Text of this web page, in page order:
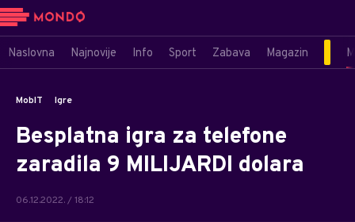
Naslovna Najnovije Info Sport Zabava Magazin
MobIT Igre
Besplatna igra za telefone
zaradila 9 MILIJARDI dolara
06.12.2022. / 18:12